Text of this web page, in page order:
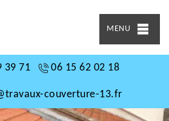
MENU
39 71 06 15 62 02 18
couverture-13.fr